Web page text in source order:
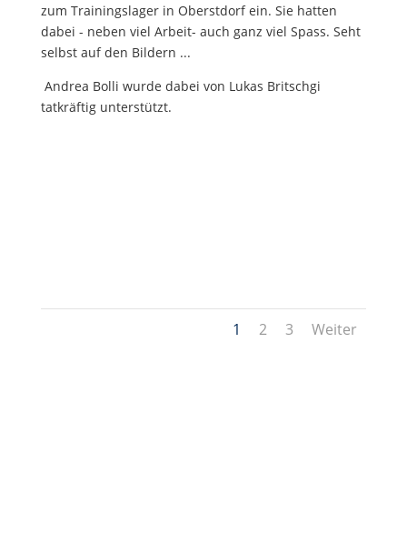
zum Trainingslager in Oberstdorf ein. Sie hatten
dabei - neben viel Arbeit- auch ganz viel Spass. Seht
selbst auf den Bildern ...
Andrea Bolli wurde dabei von Lukas Britschgi
tatkräftig unterstützt.
1 2 3 Weiter